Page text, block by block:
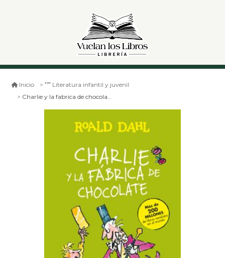
Inicio
Literatura infantil y juvenil
Charlie y la fabrica de chocolate